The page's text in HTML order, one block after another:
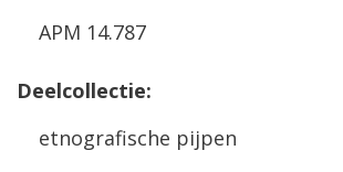
APM 14.787
Deelcollectie:
etnografische pijpen